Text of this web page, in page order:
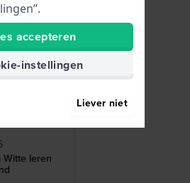
Witte leren
accepteren
instellingen
Liever niet